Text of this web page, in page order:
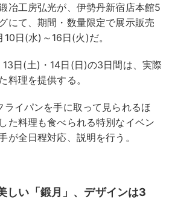
冶工房弘光が、伊勢丹新宿店本館5
にて、期間・数量限定で展示販売
日(水)～16日(火)だ。
日(土)・14日(日)の3日間は、実際
料理を提供する。
ライパンを手に取って見られるほ
た料理も食べられる特別なイベン
が全日程対応、説明を行う。
しい「鍛月」、デザインは3